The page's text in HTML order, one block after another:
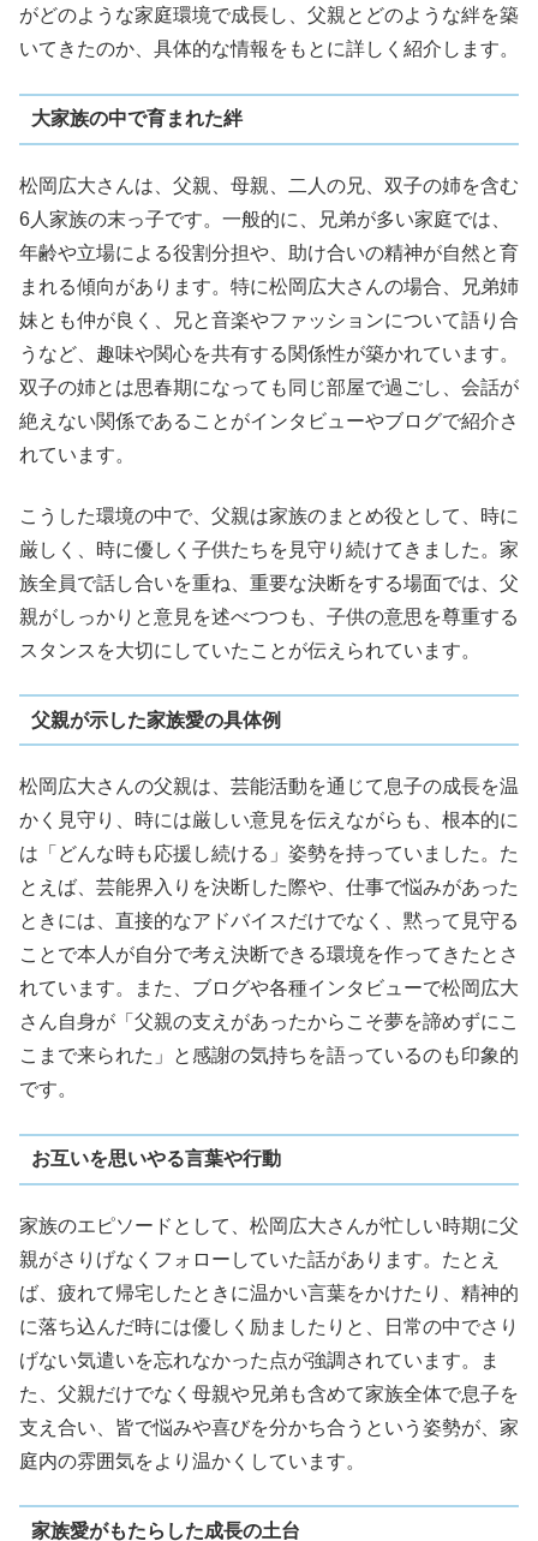
がどのような家庭環境で成長し、父親とどのような絆を築
いてきたのか、具体的な情報をもとに詳しく紹介します。
大家族の中で育まれた絆
松岡広大さんは、父親、母親、二人の兄、双子の姉を含む
6人家族の末っ子です。一般的に、兄弟が多い家庭では、
年齢や立場による役割分担や、助け合いの精神が自然と育
まれる傾向があります。特に松岡広大さんの場合、兄弟姉
妹とも仲が良く、兄と音楽やファッションについて語り合
うなど、趣味や関心を共有する関係性が築かれています。
双子の姉とは思春期になっても同じ部屋で過ごし、会話が
絶えない関係であることがインタビューやブログで紹介さ
れています。
こうした環境の中で、父親は家族のまとめ役として、時に
厳しく、時に優しく子供たちを見守り続けてきました。家
族全員で話し合いを重ね、重要な決断をする場面では、父
親がしっかりと意見を述べつつも、子供の意思を尊重する
スタンスを大切にしていたことが伝えられています。
父親が示した家族愛の具体例
松岡広大さんの父親は、芸能活動を通じて息子の成長を温
かく見守り、時には厳しい意見を伝えながらも、根本的に
は「どんな時も応援し続ける」姿勢を持っていました。た
とえば、芸能界入りを決断した際や、仕事で悩みがあった
ときには、直接的なアドバイスだけでなく、黙って見守る
ことで本人が自分で考え決断できる環境を作ってきたとさ
れています。また、ブログや各種インタビューで松岡広大
さん自身が「父親の支えがあったからこそ夢を諦めずにこ
こまで来られた」と感謝の気持ちを語っているのも印象的
です。
お互いを思いやる言葉や行動
家族のエピソードとして、松岡広大さんが忙しい時期に父
親がさりげなくフォローしていた話があります。たとえ
ば、疲れて帰宅したときに温かい言葉をかけたり、精神的
に落ち込んだ時には優しく励ましたりと、日常の中でさり
げない気遣いを忘れなかった点が強調されています。ま
た、父親だけでなく母親や兄弟も含めて家族全体で息子を
支え合い、皆で悩みや喜びを分かち合うという姿勢が、家
庭内の雰囲気をより温かくしています。
家族愛がもたらした成長の土台